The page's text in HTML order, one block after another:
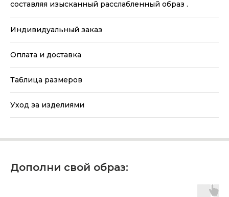
составляя изысканный расслабленный образ .
Индивидуальный заказ
Оплата и доставка
Таблица размеров
Уход за изделиями
Дополни свой образ: